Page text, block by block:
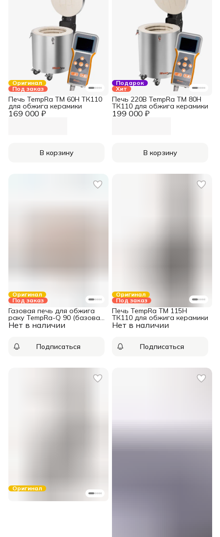
Оригинал
Под заказ
169 000 ₽
Печь TempRa TM 60H ТК110
для обжига керамики
В корзину
Подарок
Хит
199 000 ₽
Печь 220В TempRa TM 80H
ТК110 для обжига керамики
В корзину
Оригинал
Под заказ
Нет в наличии
Газовая печь для обжига
раку TempRa-Q 90 (базовая
комплектация)
Подписаться
Оригинал
Под заказ
Нет в наличии
Печь TempRa TM 115H
ТК110 для обжига керамики
Подписаться
Оригинал